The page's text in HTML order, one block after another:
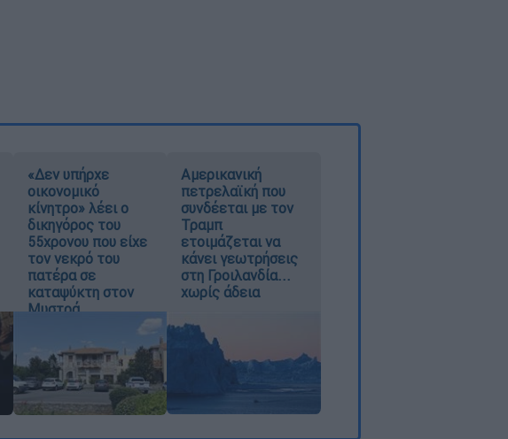
«Δεν υπήρχε
οικονομικό
κίνητρο» λέει ο
δικηγόρος του
55χρονου που είχε
τον νεκρό του
πατέρα σε
καταψύκτη στον
Μυστρά
Αμερικανική
πετρελαϊκή που
συνδέεται με τον
Τραμπ
ετοιμάζεται να
κάνει γεωτρήσεις
στη Γροιλανδία...
χωρίς άδεια